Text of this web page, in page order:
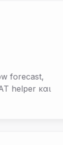
forecast,
helper και